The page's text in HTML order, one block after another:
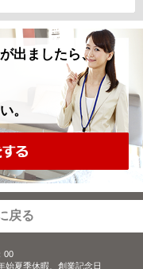
出ましたら、
。
戻る
00
始夏季休暇、創業記念日